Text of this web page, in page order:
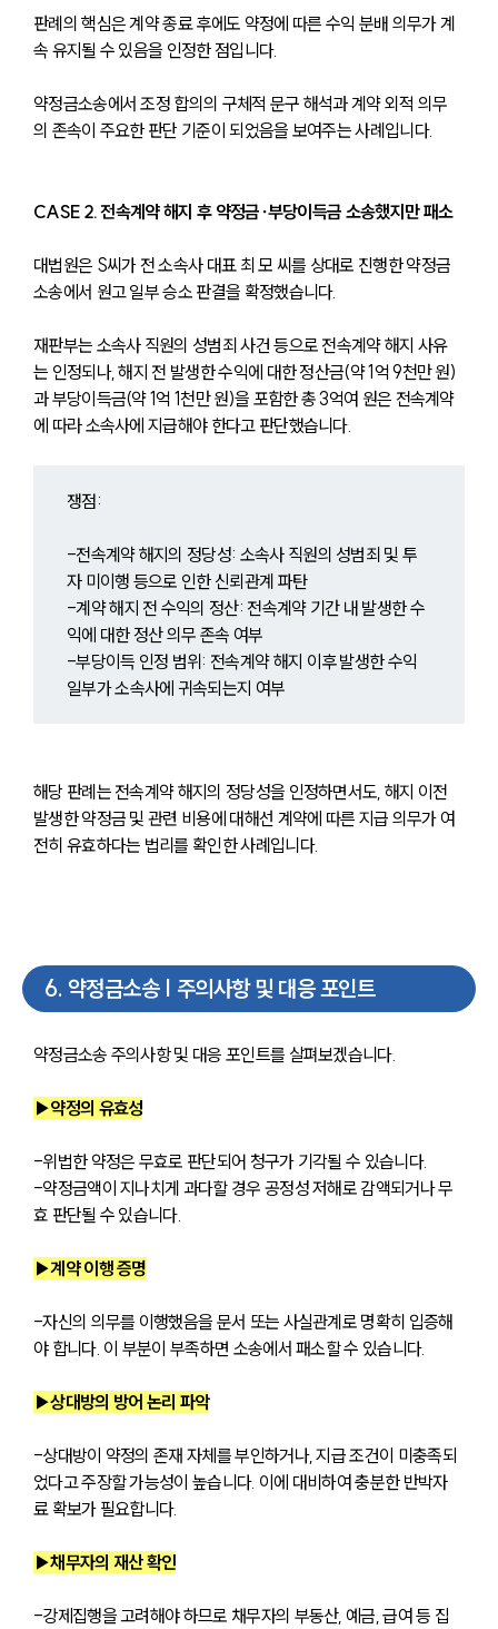
판례의 핵심은 계약 종료 후에도 약정에 따른 수익 분배 의무가 계
속 유지될 수 있음을 인정한 점입니다.
약정금소송에서 조정 합의의 구체적 문구 해석과 계약 외적 의무
의 존속이 주요한 판단 기준이 되었음을 보여주는 사례입니다.
CASE 2. 전속계약 해지 후 약정금∙부당이득금 소송했지만 패소
대법원은 S씨가 전 소속사 대표 최 모 씨를 상대로 진행한 약정금
소송에서 원고 일부 승소 판결을 확정했습니다.
재판부는 소속사 직원의 성범죄 사건 등으로 전속계약 해지 사유
는 인정되나, 해지 전 발생한 수익에 대한 정산금(약 1억 9천만 원)
과 부당이득금(약 1억 1천만 원)을 포함한 총 3억여 원은 전속계약
에 따라 소속사에 지급해야 한다고 판단했습니다.
쟁점:
-전속계약 해지의 정당성: 소속사 직원의 성범죄 및 투
자 미이행 등으로 인한 신뢰관계 파탄
-계약 해지 전 수익의 정산: 전속계약 기간 내 발생한 수
익에 대한 정산 의무 존속 여부
-부당이득 인정 범위: 전속계약 해지 이후 발생한 수익
일부가 소속사에 귀속되는지 여부
해당 판례는 전속계약 해지의 정당성을 인정하면서도, 해지 이전
발생한 약정금 및 관련 비용에 대해선 계약에 따른 지급 의무가 여
전히 유효하다는 법리를 확인한 사례입니다.
6. 약정금소송 | 주의사항 및 대응 포인트
약정금소송 주의사항 및 대응 포인트를 살펴보겠습니다.
▶약정의 유효성
-위법한 약정은 무효로 판단되어 청구가 기각될 수 있습니다.
-약정금액이 지나치게 과다할 경우 공정성 저해로 감액되거나 무
효 판단될 수 있습니다.
▶계약 이행 증명
-자신의 의무를 이행했음을 문서 또는 사실관계로 명확히 입증해
야 합니다. 이 부분이 부족하면 소송에서 패소할 수 있습니다.
▶상대방의 방어 논리 파악
-상대방이 약정의 존재 자체를 부인하거나, 지급 조건이 미충족되
었다고 주장할 가능성이 높습니다. 이에 대비하여 충분한 반박자
료 확보가 필요합니다.
▶채무자의 재산 확인
-강제집행을 고려해야 하므로 채무자의 부동산, 예금, 급여 등 집